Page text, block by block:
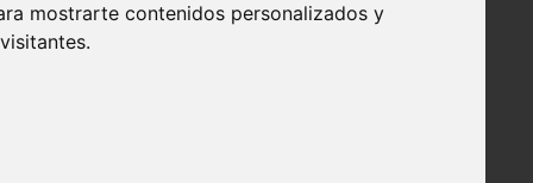
mostrarte contenidos personalizados y